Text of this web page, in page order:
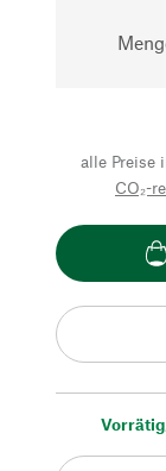
alle Preise
CO₂-
Vorrätig